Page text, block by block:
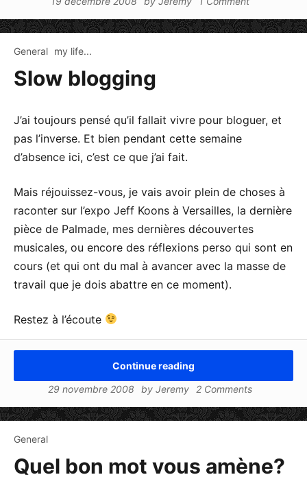
General my life...
Slow blogging
J’ai toujours pensé qu’il fallait vivre pour bloguer, et
pas l’inverse. Et bien pendant cette semaine
d’absence ici, c’est ce que j’ai fait.
Mais réjouissez-vous, je vais avoir plein de choses à
raconter sur l’expo Jeff Koons à Versailles, la dernière
pièce de Palmade, mes dernières découvertes
musicales, ou encore des réflexions perso qui sont en
cours (et qui ont du mal à avancer avec la masse de
travail que je dois abattre en ce moment).
Restez à l’écoute
Continue reading
29 novembre 2008
by Jeremy 2 Comments
General
Quel bon mot vous amène?